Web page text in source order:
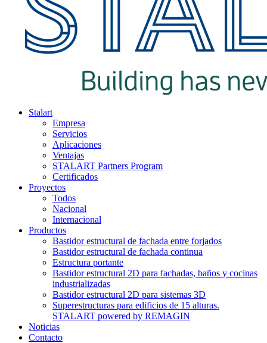
Stalart
Empresa
Servicios
Aplicaciones
Ventajas
STALART Partners Program
Certificados
Proyectos
Todos
Nacional
Internacional
Productos
Bastidor estructural de fachada entre forjados
Bastidor estructural de fachada continua
Estructura portante
Bastidor estructural 2D para fachadas, baños y cocinas
industrializadas
Bastidor estructural 2D para sistemas 3D
Superestructuras para edificios de 15 alturas.
STALART powered by REMAGIN
Noticias
Contacto